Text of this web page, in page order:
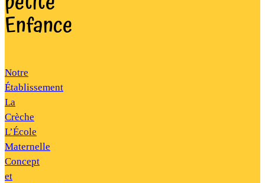
Enfance
Notre
Établissement
La
Crèche
L’École
Maternelle
Concept
et